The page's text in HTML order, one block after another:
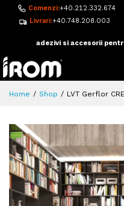
Comenzi:+40.212.332.674
Livrari:+40.748.208.003
adezivi si accesorii
Home Shop LVT Gerflor